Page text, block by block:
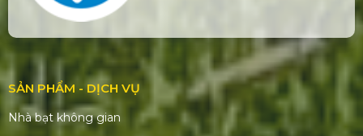
SẢN PHẨM - DỊCH VỤ
Nhà bạt không gian